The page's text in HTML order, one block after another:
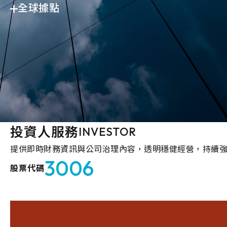
全球據點
投資人服務INVESTOR
提供即時財務資訊與公司治理內容，透明穩健經營，持續
股票代碼3006